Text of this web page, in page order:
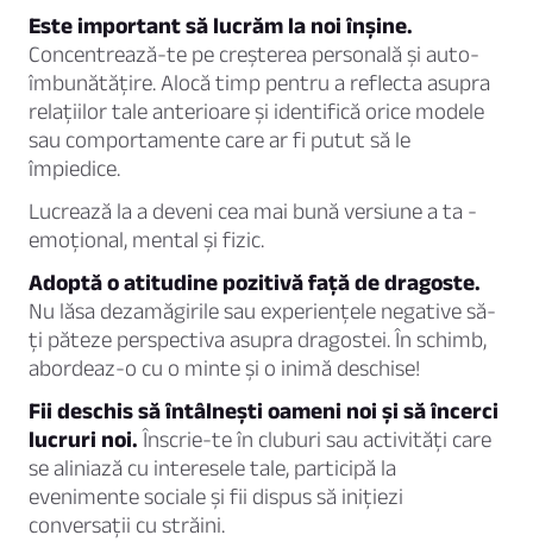
Este important să lucrăm la noi înșine.
Concentrează-te pe creșterea personală și auto-
îmbunătățire. Alocă timp pentru a reflecta asupra
relațiilor tale anterioare și identifică orice modele
sau comportamente care ar fi putut să le
împiedice.
Lucrează la a deveni cea mai bună versiune a ta -
emoțional, mental și fizic.
Adoptă o atitudine pozitivă față de dragoste.
Nu lăsa dezamăgirile sau experiențele negative să-
ți păteze perspectiva asupra dragostei. În schimb,
abordeaz-o cu o minte și o inimă deschise!
Fii deschis să întâlnești oameni noi și să încerci
lucruri noi.Înscrie-te în cluburi sau activități care
se aliniază cu interesele tale, participă la
evenimente sociale și fii dispus să inițiezi
conversații cu străini.